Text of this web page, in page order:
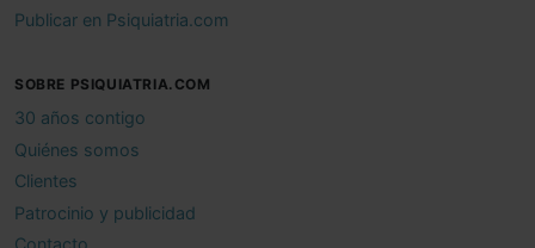
Publicar en Psiquiatria.com
SOBRE PSIQUIATRIA.COM
30 años contigo
Quiénes somos
Clientes
Patrocinio y publicidad